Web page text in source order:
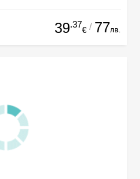
39.37
€ / 77лв.